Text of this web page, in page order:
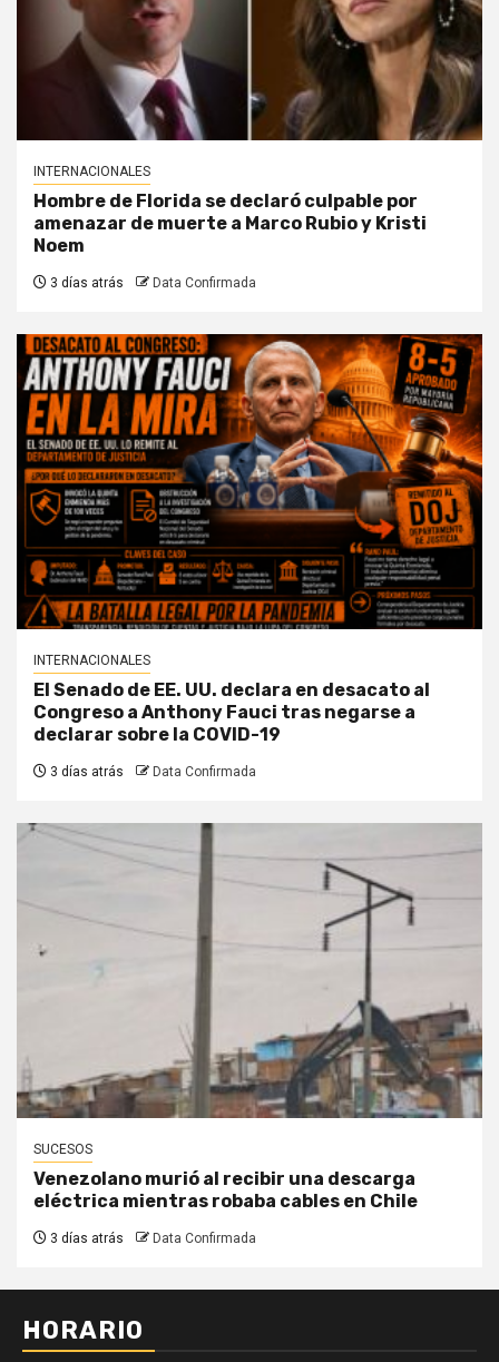
INTERNACIONALES
Hombre de Florida se declaró culpable por
amenazar de muerte a Marco Rubio y Kristi
Noem
3 días atrás Data Confirmada
INTERNACIONALES
El Senado de EE. UU. declara en desacato al
Congreso a Anthony Fauci tras negarse a
declarar sobre la COVID-19
3 días atrás Data Confirmada
SUCESOS
Venezolano murió al recibir una descarga
eléctrica mientras robaba cables en Chile
3 días atrás Data Confirmada
HORARIO